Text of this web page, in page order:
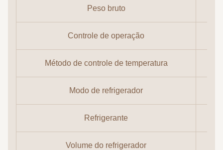
Peso bruto
Controle de operação
Método de controle de temperatura
Modo de refrigerador
Refrigerante
Volume do refrigerador